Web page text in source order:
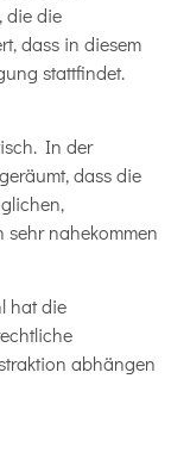
die die
dass in diesem
stattfindet.
In der
dass die
sehr nahekommen
hat die
abhängen